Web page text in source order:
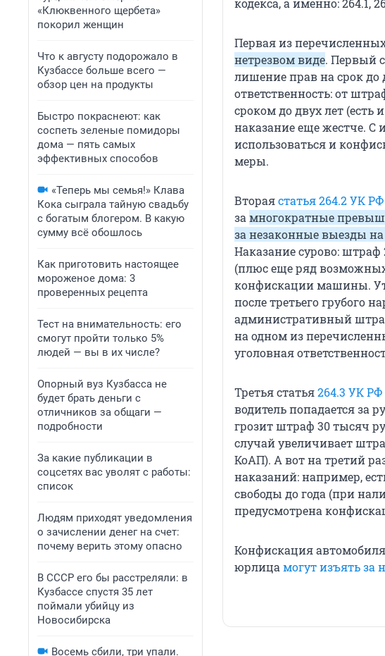
«Клюквенного щербета»
покорил женщин
Что к августу подорожало в
Кузбассе больше всего —
обзор цен на продукты
Быстро покраснеют: как
соспеть зеленые помидоры
дома — пять самых
эффективных способов
«Теперь мы семья!» Клава
Кока сыграла тайную свадьбу
с богатым блогером. В какую
сумму всё обошлось
Как приготовить настоящее
мороженое дома: 3
проверенных рецепта
Тест на внимательность: его
смогут пройти только 5%
людей — вы в их числе?
Опорный вуз Кузбасса не
будет брать деньги с
отличников за общаги —
подробности
За какие публикации в
соцсетях вас уволят с работы:
список
Людям приходят уведомления
о зачислении денег на счет:
почему верить этому опасно
В СССР его бы расстреляли: в
Кузбассе спустя 35 лет
поймали убийцу из
Новосибирска
Восемь сбили, три упали.
кодекса, а именно: 264.1,
Первая из
нетрезвом виде. Первый
лишение прав на срок до
ответственность: от
сроком до двух лет
наказание еще жестче.
использоваться и
меры.
Втораястатья 264.2 УК РФ
за многократные
за незаконные выезды
Наказание сурово:
(плюс еще ряд
конфискации машины.
после третьего грубого
административный
на одном из
уголовная
Третья статья264.3 УК РФ
водитель попадается за
грозит штраф 30 тысяч
случай увеличивает
КоАП). А вот на третий
наказаний: например,
свободы до года (при
предусмотрена
Конфискация
юрлица могут изъять за